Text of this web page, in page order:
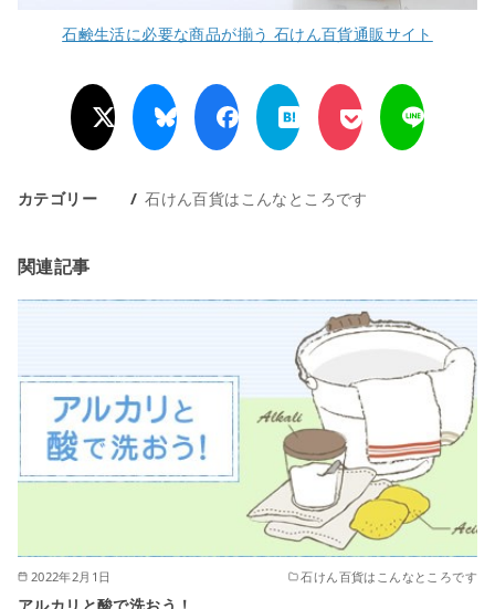
石鹸生活に必要な商品が揃う 石けん百貨通販サイト
カテゴリー 石けん百貨はこんなところです
関連記事
2022年2月1日 石けん百貨はこんなところです